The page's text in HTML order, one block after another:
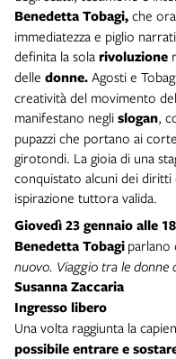
Benedetta Tobagi, che
immediatezza e piglio
definita la sola rivoluzione
delle donne. Agosti e
creatività del movimento
manifestano negli slogan,
pupazzi che portano ai
girotondi. La gioia di una
conquistato alcuni dei
ispirazione tuttora valida.
Giovedì 23 gennaioalle
Benedetta Tobagi
nuovo. Viaggio tra le donne
Susanna Zaccaria
Ingresso libero
Una volta raggiunta la
possibile entrare e